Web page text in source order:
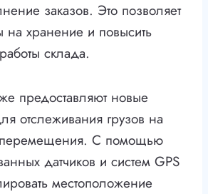
заказов. Это позволяет
на хранение и повысить
склада.
предоставляют новые
отслеживания грузов на
перемещения. С помощью
датчиков и систем GPS
местоположение